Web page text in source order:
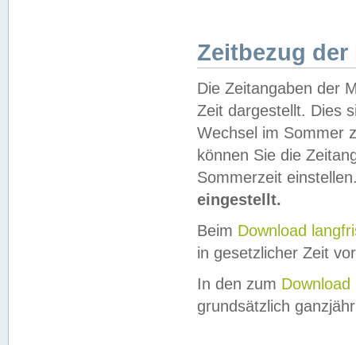
Zeitbezug der
Die Zeitangaben der
Zeit dargestellt. Dies
Wechsel im Sommer
können Sie die
Sommerzeit
eingestellt.
Beim Download
in gesetzlicher Zeit
In den zum Download
grundsätzlich